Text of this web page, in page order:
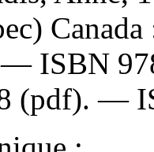
— ISBN
(pdf). —